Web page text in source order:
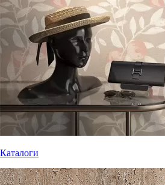
Каталоги